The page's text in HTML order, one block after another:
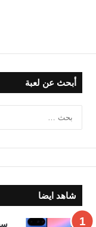
أبحث عن لعبة
شاهد ايضا